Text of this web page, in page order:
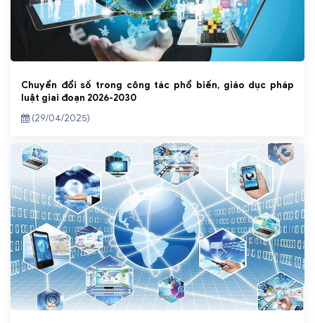
Chuyển đổi số trong công tác phổ biến, giáo dục pháp
luật giai đoạn 2026-2030
(29/04/2025)